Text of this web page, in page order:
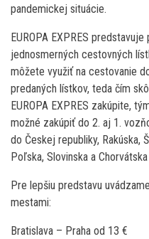
pandemickej situácie.
EUROPA EXPRES
jednosmerných cestovných
môžete využiť na cestovanie
predaných lístkov, teda čím
EUROPA EXPRES zakúpite,
možné zakúpiť do 2. aj 1.
do Českej republiky, Rakúska,
Poľska, Slovinska a
Pre lepšiu predstavu
mestami:
Bratislava – Praha od 13 €